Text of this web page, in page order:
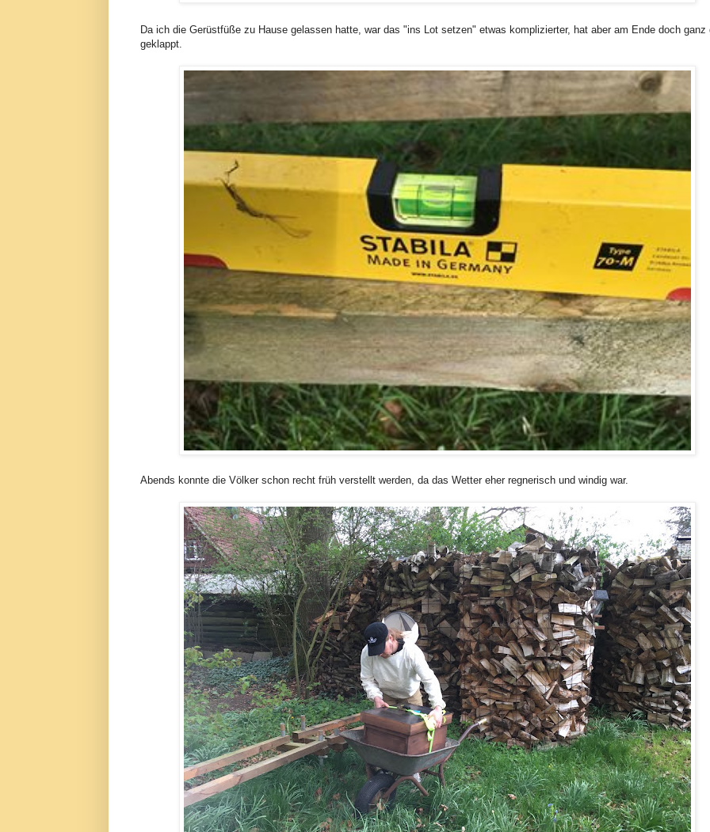
Da ich die Gerüstfüße zu Hause gelassen hatte, war das "ins Lot setzen" etwas komplizierter, hat aber am Ende doch ganz
geklappt.
Abends konnte die Völker schon recht früh verstellt werden, da das Wetter eher regnerisch und windig war.